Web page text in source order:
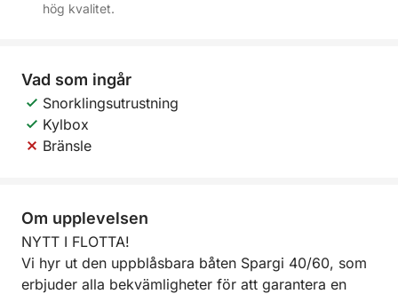
hög kvalitet.
Vad som ingår
Snorklingsutrustning
Kylbox
Bränsle
Om upplevelsen
NYTT I FLOTTA!
Vi hyr ut den uppblåsbara båten Spargi 40/60, som
erbjuder alla bekvämligheter för att garantera en